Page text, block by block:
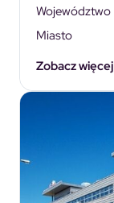
Województwo
Miasto
Zobacz więcej